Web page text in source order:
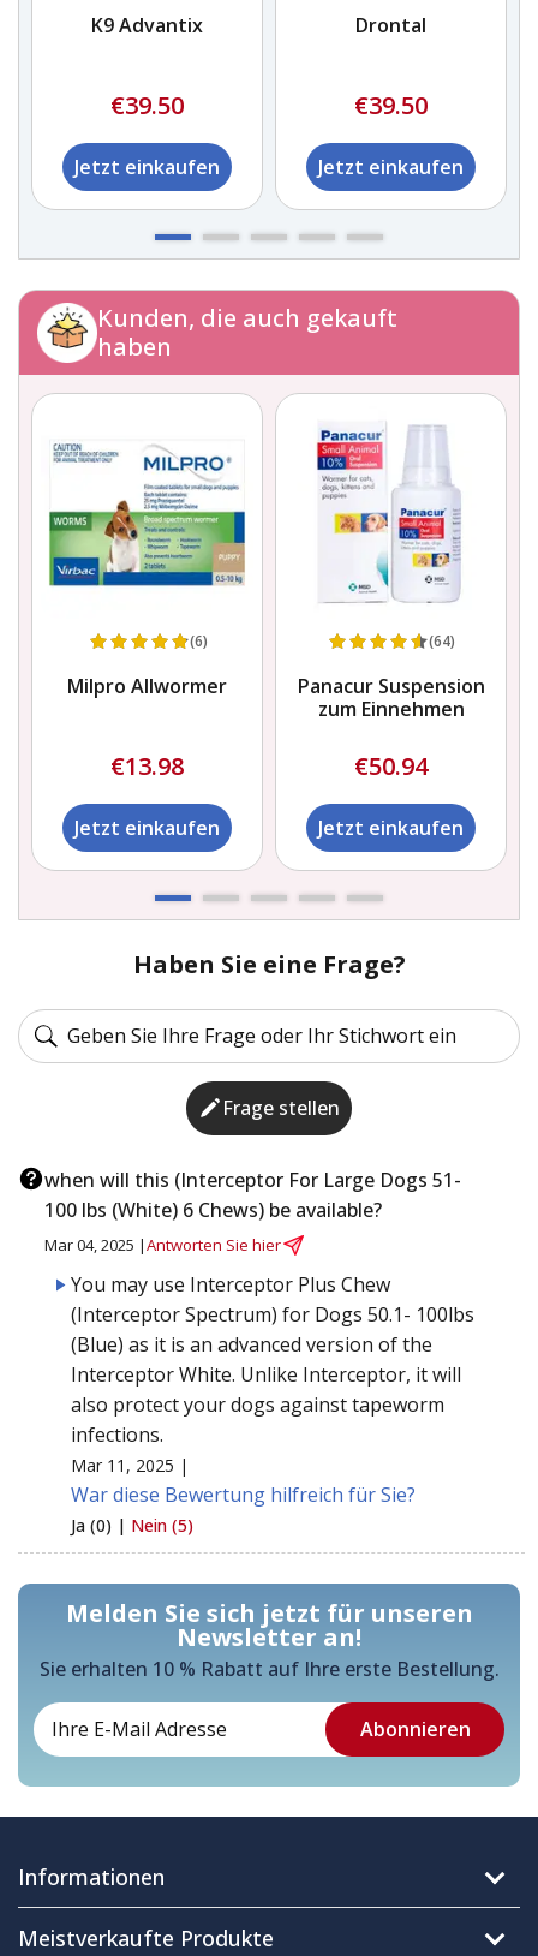
K9 Advantix
€39.50
Jetzt einkaufen
Drontal
€39.50
Jetzt einkaufen
Kunden, die auch gekauft
haben
(6)
Milpro Allwormer
€13.98
Jetzt einkaufen
(64)
Panacur Suspension
zum Einnehmen
€50.94
Jetzt einkaufen
Haben Sie eine Frage?
Frage stellen
when will this (Interceptor For Large Dogs 51-
100 lbs (White) 6 Chews) be available?
Mar 04, 2025 |Antworten Sie hier
You may use Interceptor Plus Chew
(Interceptor Spectrum) for Dogs 50.1- 100lbs
(Blue) as it is an advanced version of the
Interceptor White. Unlike Interceptor, it will
also protect your dogs against tapeworm
infections.
Mar 11, 2025 |
War diese Bewertung hilfreich für Sie?
Ja (0) | Nein (5)
Melden Sie sich jetzt für unseren
Newsletter an!
Sie erhalten 10 % Rabatt auf Ihre erste Bestellung.
Informationen
Meistverkaufte Produkte